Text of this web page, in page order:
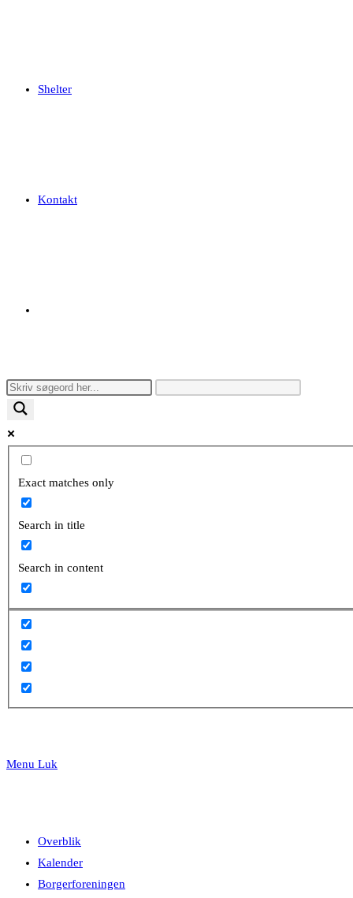
Shelter
Kontakt
search
Exact matches only
Search in title
Search in content
Menu Luk
Overblik
Kalender
Borgerforeningen